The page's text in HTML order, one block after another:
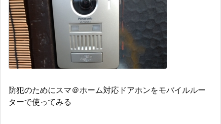
防犯のためにスマ＠ホーム対応ドアホンをモバイルルー
ターで使ってみる